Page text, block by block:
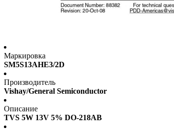
Маркировка
SM5S13AHE3/2D
Производитель
Vishay/General Semiconductor
Описание
TVS 5W 13V 5% DO-218AB